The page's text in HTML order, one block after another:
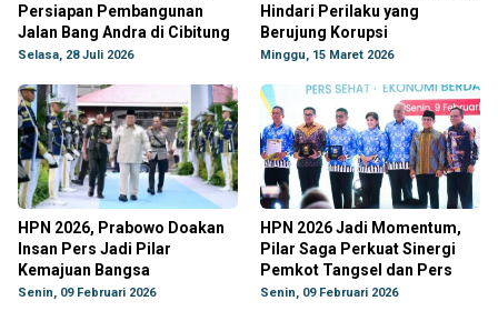
Persiapan Pembangunan
Jalan Bang Andra di Cibitung
Selasa, 28 Juli 2026
Hindari Perilaku yang
Berujung Korupsi
Minggu, 15 Maret 2026
HPN 2026, Prabowo Doakan
Insan Pers Jadi Pilar
Kemajuan Bangsa
Senin, 09 Februari 2026
HPN 2026 Jadi Momentum,
Pilar Saga Perkuat Sinergi
Pemkot Tangsel dan Pers
Senin, 09 Februari 2026